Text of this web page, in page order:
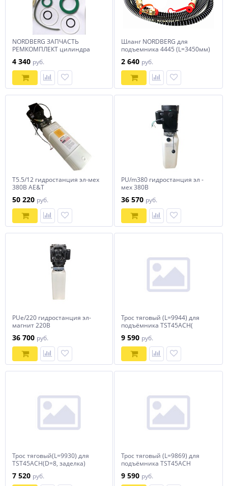
NORDBERG ЗАПЧАСТЬ
РЕМКОМПЛЕКТ цилиндра
4 340 руб.
Шланг NORDBERG для
подъемника 4445 (L=3450мм)
2 640 руб.
T5.5/12 гидростанция эл-мех
380В AE&T
50 220 руб.
PU/m380 гидростанция эл -
мех 380В
36 570 руб.
PUe/220 гидростанция эл-
магнит 220В
36 700 руб.
Трос тяговый (L=9944) для
подъёмника TST45ACH(
TROMMELBERG
9 590 руб.
Трос тяговый(L=9930) для
TST45ACH(D=8, заделка)
7 520 руб.
Трос тяговый (L=9869) для
подъёмника TST45ACH
TROMMELBERG
9 590 руб.